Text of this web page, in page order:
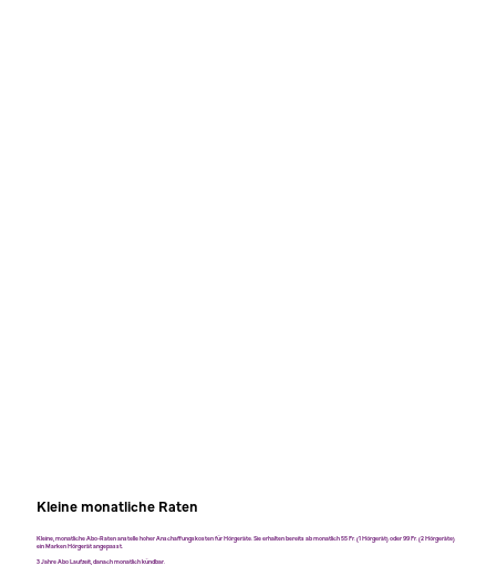
Kleine monatliche Raten
Kleine, monatliche Abo-Raten anstelle hoher Anschaffungskosten für Hörgeräte. Sie erhalten bereits ab monatlich 55 Fr. (1 Hörgerät) oder 99 Fr. (2 Hörgeräte)
ein Marken Hörgerät angepasst.
3 Jahre Abo Laufzeit, danach monatlich kündbar.